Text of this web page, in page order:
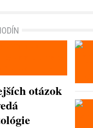
otázok